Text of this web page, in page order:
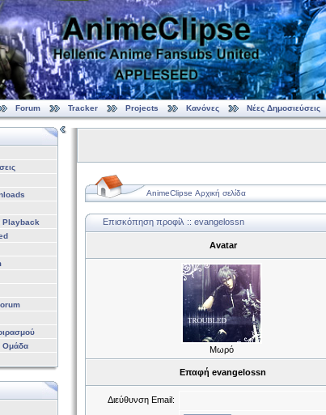
Forum Tracker Projects Κανόνες Νέες Δημοσιεύσεις
Playback
Ομάδα
AnimeClipse Αρχική σελίδα
Επισκόπηση προφίλ :: evangelossn
Avatar
Μωρό
Επαφή evangelossn
Διεύθυνση Email: